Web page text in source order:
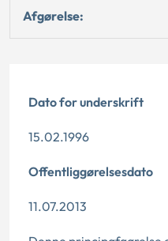
Afgørelse:
Dato for underskrift
15.02.1996
Offentliggørelsesdato
11.07.2013